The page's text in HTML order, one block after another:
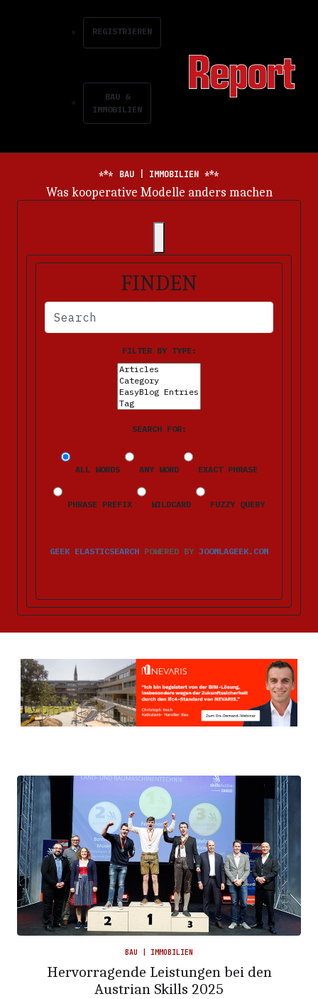
REGISTRIEREN
BAU &
IMMOBILIEN
BAU | IMMOBILIEN
Energiemarkt im Dauerkrisenmodus
FINDEN
BITTE FÜLLEN SIE DIE ERFORDERLICHEN FELDER AUS.
FILTER BY TYPE:
SEARCH FOR:
ALL WORDS ANY WORD EXACT PHRASE
PHRASE PREFIX WILDCARD FUZZY QUERY
GEEK ELASTICSEARCH POWERED BY JOOMLAGEEK.COM
BAU | IMMOBILIEN
Hervorragende Leistungen bei den
Austrian Skills 2025